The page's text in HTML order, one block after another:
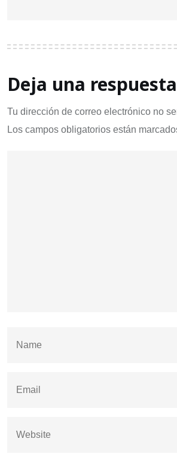
Deja una respuesta
Tu dirección de correo electrónico no
Los campos obligatorios están